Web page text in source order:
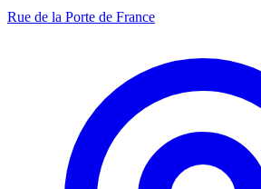
Rue de la Porte de France